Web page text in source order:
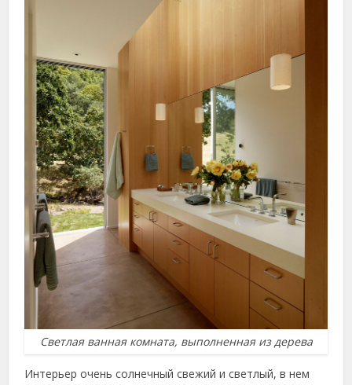
Светлая ванная комната, выполненная из дерева
Интерьер очень солнечный свежий и светлый, в нем